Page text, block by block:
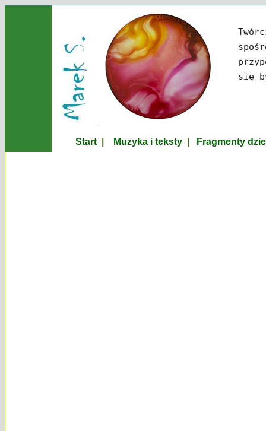
się
Start Muzyka i teksty Fragmenty